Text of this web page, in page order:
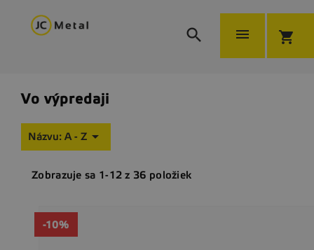
  shopping_cart
Vo výpredaji
Názvu: A - Z 
Zobrazuje sa 1-12 z 36 položiek
-10%